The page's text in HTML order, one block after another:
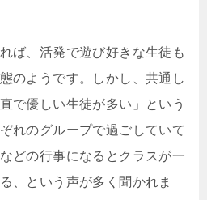
ば、活発で遊び好きな生徒も
のようです。しかし、共通し
で優しい生徒が多い」という
れのグループで過ごしていて
どの行事になるとクラスが一
、という声が多く聞かれま